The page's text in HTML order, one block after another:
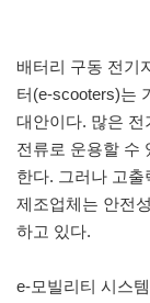
배터리 구동 전기
터(e-scooters)는
대안이다. 많은
전류로 운용할 수
한다. 그러나 고
제조업체는 안전
하고 있다.
e-모빌리티 시스